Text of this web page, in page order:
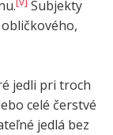
Subjekty
jedli pri troch
celé čerstvé
jedlá bez